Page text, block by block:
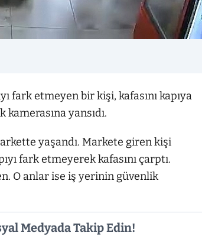
fark etmeyen bir kişi, kafasını kapıya
kamerasına yansıdı.
yaşandı. Markete giren kişi
fark etmeyerek kafasını çarptı.
O anlar ise iş yerinin güvenlik
Medyada Takip Edin!